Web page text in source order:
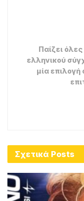
Παίζει
ελληνικού
μία
Σχετικά Posts